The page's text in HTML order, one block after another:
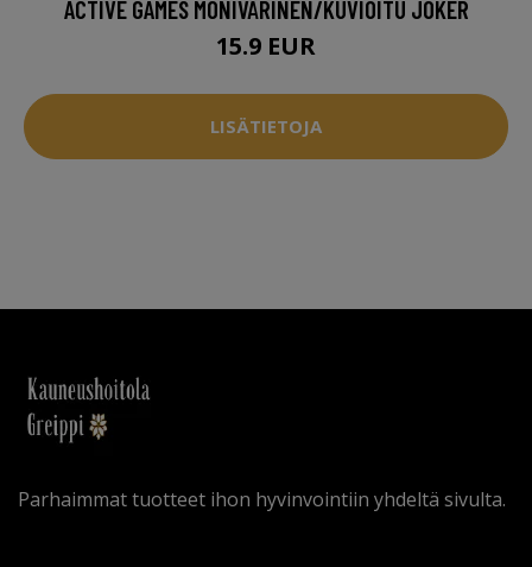
ACTIVE GAMES MONIVÄRINEN/KUVIOITU JOKER
15.9 EUR
LISÄTIETOJA
Parhaimmat tuotteet ihon hyvinvointiin yhdeltä sivulta.